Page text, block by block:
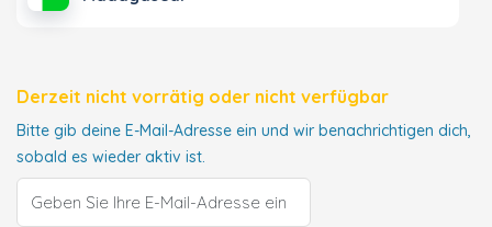
Derzeit nicht vorrätig oder nicht verfügbar
Bitte gib deine E-Mail-Adresse ein und wir benachrichtigen dich,
sobald es wieder aktiv ist.